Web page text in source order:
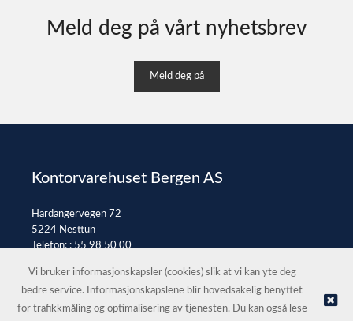
Meld deg på vårt nyhetsbrev
Meld deg på
Kontorvarehuset Bergen AS
Hardangervegen 72
5224 Nesttun
Telefon: :55 98 50 00
© Kontorvarehuset Bergen AS |Nettbutikk levert av Kréatif
Vi bruker informasjonskapsler (cookies) slik at vi kan yte deg
bedre service. Informasjonskapslene blir hovedsakelig benyttet
for trafikkmåling og optimalisering av tjenesten. Du kan også lese